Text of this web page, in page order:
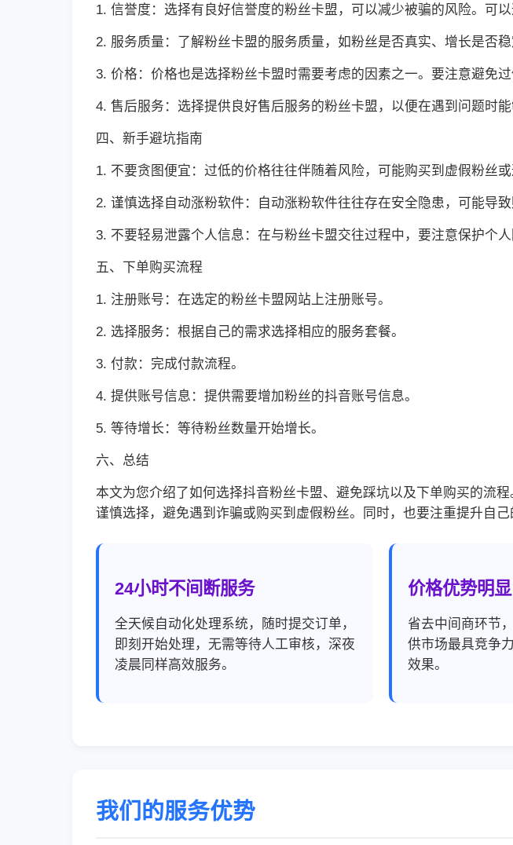
1. 信誉度：选择有良好信誉度的粉丝卡盟，可以减少被骗的风险。可
2. 服务质量：了解粉丝卡盟的服务质量，如粉丝是否真实、增长是否
3. 价格：价格也是选择粉丝卡盟时需要考虑的因素之一。要注意避免
4. 售后服务：选择提供良好售后服务的粉丝卡盟，以便在遇到问题时能
四、新手避坑指南
1. 不要贪图便宜：过低的价格往往伴随着风险，可能购买到虚假粉丝或
2. 谨慎选择自动涨粉软件：自动涨粉软件往往存在安全隐患，可能导致
3. 不要轻易泄露个人信息：在与粉丝卡盟交往过程中，要注意保护个人
五、下单购买流程
1. 注册账号：在选定的粉丝卡盟网站上注册账号。
2. 选择服务：根据自己的需求选择相应的服务套餐。
3. 付款：完成付款流程。
4. 提供账号信息：提供需要增加粉丝的抖音账号信息。
5. 等待增长：等待粉丝数量开始增长。
六、总结
本文为您介绍了如何选择抖音粉丝卡盟、避免踩坑以及下单购买的流
谨慎选择，避免遇到诈骗或购买到虚假粉丝。同时，也要注重提升自
24小时不间断服务
全天候自动化处理系统，随时提交订单，
即刻开始处理，无需等待人工审核，深夜
凌晨同样高效服务。
价格优势明显
省去中间商环节
供市场最具竞争
效果。
我们的服务优势